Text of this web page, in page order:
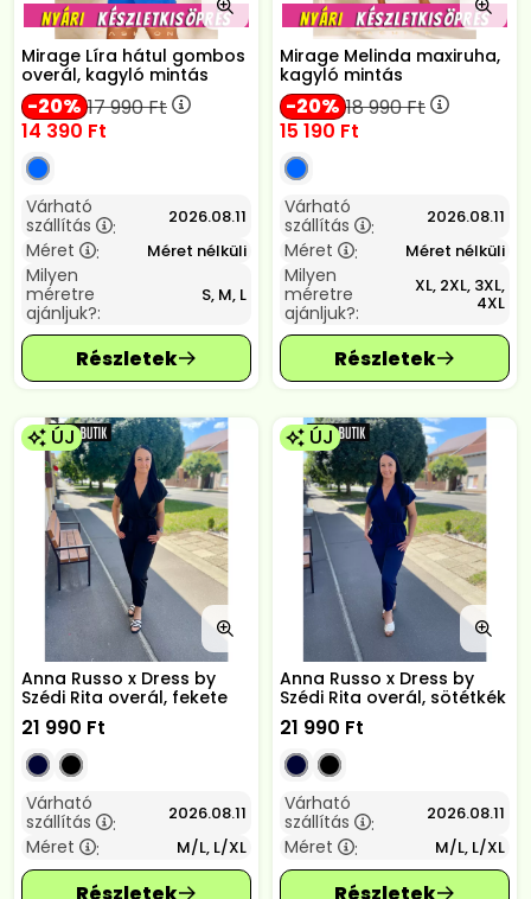
Mirage Líra hátul gombos
overál, kagyló mintás
20 17 990Ft
14 390 Ft
Várható
szállítás
: 2026.08.11
Méret : Méret nélküli
Milyen
méretre
ajánljuk?:
S, M, L
Mirage Melinda maxiruha,
kagyló mintás
20 18 990Ft
15 190 Ft
Várható
szállítás
: 2026.08.11
Méret : Méret nélküli
Milyen
méretre
ajánljuk?:
XL, 2XL, 3XL,
4XL
ÚJ
Anna Russo x Dress by
Szédi Rita overál, fekete
21 990 Ft
Várható
szállítás
: 2026.08.11
Méret : M/L, L/XL
ÚJ
Anna Russo x Dress by
Szédi Rita overál, sötétkék
21 990 Ft
Várható
szállítás
: 2026.08.11
Méret : M/L, L/XL